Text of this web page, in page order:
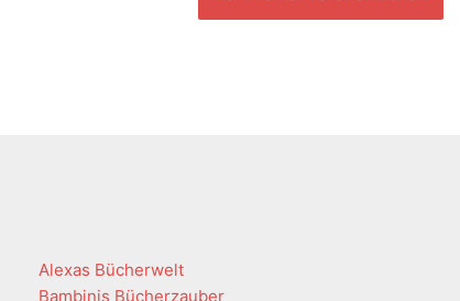
Alexas Bücherwelt
Bambinis Bücherzauber